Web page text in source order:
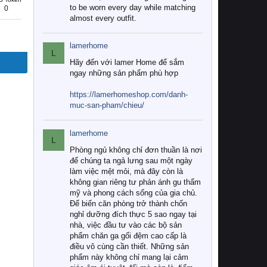
0
to be worn every day while matching
almost every outfit.
L
lamerhome
Hãy đến với lamer Home để sắm
ngay những sản phẩm phù hợp
https://lamerhomeshop.com/danh-
muc-san-pham/chieu/
L
lamerhome
Phòng ngủ không chỉ đơn thuần là nơi
để chúng ta ngả lưng sau một ngày
làm việc mệt mỏi, mà đây còn là
không gian riêng tư phản ánh gu thẩm
mỹ và phong cách sống của gia chủ.
Để biến căn phòng trở thành chốn
nghỉ dưỡng đích thực 5 sao ngay tại
nhà, việc đầu tư vào các bộ sản
phẩm chăn ga gối đệm cao cấp là
điều vô cùng cần thiết. Những sản
phẩm này không chỉ mang lại cảm